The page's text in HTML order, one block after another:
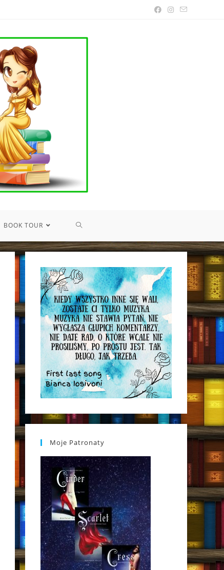
BOOK TOUR TOGGLE
SEARCH
Moje Patronaty